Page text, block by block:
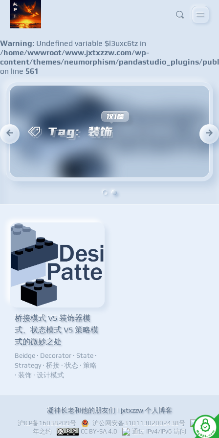
Warning: Undefined variable $l3uxc6tz in
/home/wwwroot/www.jxtxzzw.com/wp-
content/themes/neumorphism/pandastudio_plugins/
on line 561
桥接模式 VS 装饰器模
式、状态模式 VS 策略模
式的微妙之处
Beidge · Decorator · State ·
Strategy · 桥接 · 状态 · 策略
· 装饰 · 设计模式
凝神长老和他的朋友们 | jxtxzzw 个人博客
沪ICP备16038209号 沪公网安备31011302002438号
十
年之约
CC BY-SA 4.0 通过 IPv4/IPv6 访问